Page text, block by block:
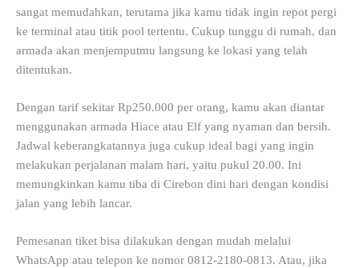
sangat memudahkan, terutama jika kamu tidak ingin repot pergi
ke terminal atau titik pool tertentu. Cukup tunggu di rumah, dan
armada akan menjemputmu langsung ke lokasi yang telah
ditentukan.
Dengan tarif sekitar Rp250.000 per orang, kamu akan diantar
menggunakan armada Hiace atau Elf yang nyaman dan bersih.
Jadwal keberangkatannya juga cukup ideal bagi yang ingin
melakukan perjalanan malam hari, yaitu pukul 20.00. Ini
memungkinkan kamu tiba di Cirebon dini hari dengan kondisi
jalan yang lebih lancar.
Pemesanan tiket bisa dilakukan dengan mudah melalui
WhatsApp atau telepon ke nomor 0812-2180-0813. Atau, jika